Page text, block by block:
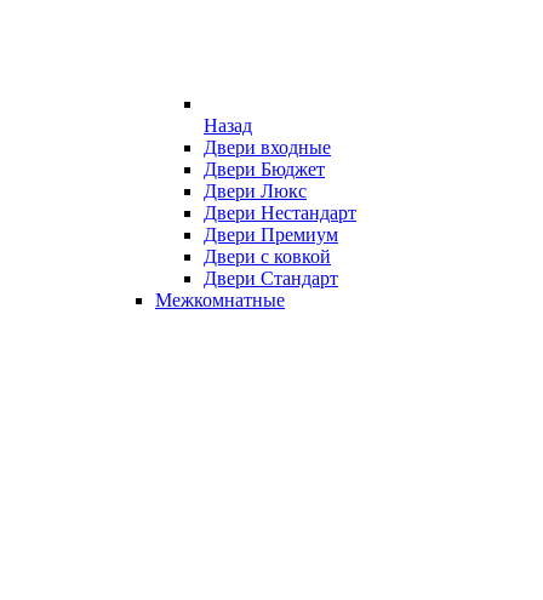
Назад
Двери входные
Двери Бюджет
Двери Люкс
Двери Нестандарт
Двери Премиум
Двери с ковкой
Двери Стандарт
Межкомнатные